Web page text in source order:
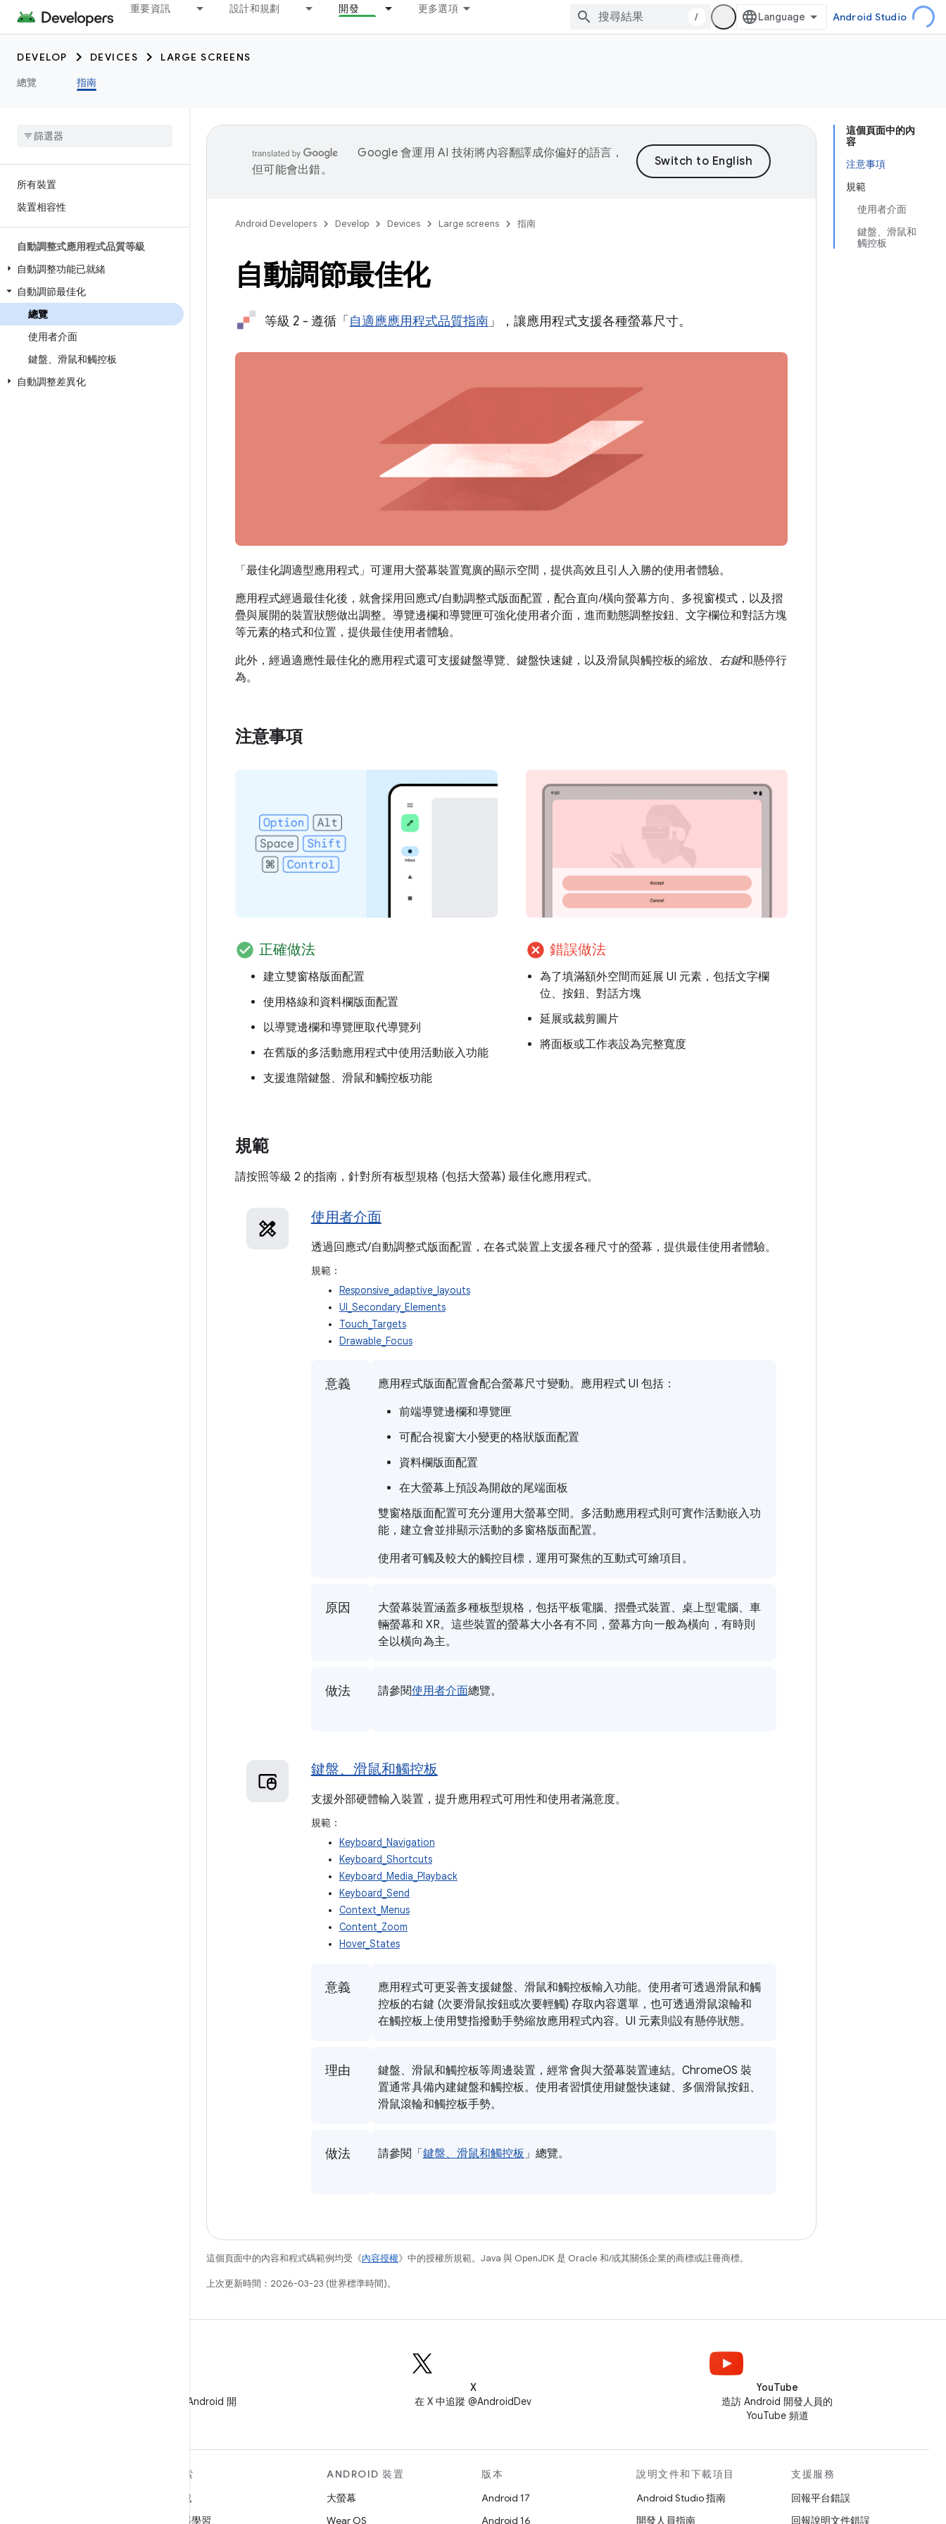
重要資訊 設計和規劃 開發 更多選項
/ Android Studio
DEVELOP DEVICES
LARGE SCREENS
總覽
指南
所有裝置
裝置相容性
自動調整式應用程式品質等級
自動調整功能已就緒
自動調節最佳化
總覽
使用者介面
鍵盤、滑鼠和觸控板
自動調整差異化
這個頁面中的內
容
注意事項
規範
使用者介面
鍵盤、滑鼠和
觸控板
Google 會運用 AI 技術將內容翻譯成你偏好的語言，
但可能會出錯。
Android Developers Develop Devices Large screens 指南
自動調節最佳化
等級 2 - 遵循「 自適應應用程式品質指南 」，讓應用程式支援各種螢幕尺寸。
「最佳化調適型應用程式」可運用大螢幕裝置寬廣的顯示空間，提供高效且引人入勝的使用者體驗。
應用程式經過最佳化後，就會採用回應式/自動調整式版面配置，配合直向/橫向螢幕方向、多視窗模式，以及摺
疊與展開的裝置狀態做出調整。導覽邊欄和導覽匣可強化使用者介面，進而動態調整按鈕、文字欄位和對話方塊
等元素的格式和位置，提供最佳使用者體驗。
此外，經過適應性最佳化的應用程式還可支援鍵盤導覽、鍵盤快速鍵，以及滑鼠與觸控板的縮放、 右鍵和懸停行
為。
注意事項
check_circle 正確做法
建立雙窗格版面配置
使用格線和資料欄版面配置
以導覽邊欄和導覽匣取代導覽列
在舊版的多活動應用程式中使用活動嵌入功能
支援進階鍵盤、滑鼠和觸控板功能
cancel 錯誤做法
為了填滿額外空間而延展 UI 元素，包括文字欄
位、按鈕、對話方塊
延展或裁剪圖片
將面板或工作表設為完整寬度
規範
請按照等級 2 的指南，針對所有板型規格 (包括大螢幕) 最佳化應用程式。
使用者介面
透過回應式/自動調整式版面配置，在各式裝置上支援各種尺寸的螢幕，提供最佳使用者體驗。
規範：
Responsive_adaptive_layouts
UI_Secondary_Elements
Touch_Targets
Drawable_Focus
意義
應用程式版面配置會配合螢幕尺寸變動。應用程式 UI 包括：
前端導覽邊欄和導覽匣
可配合視窗大小變更的格狀版面配置
資料欄版面配置
在大螢幕上預設為開啟的尾端面板
雙窗格版面配置可充分運用大螢幕空間。多活動應用程式則可實作活動嵌入功
能，建立會並排顯示活動的多窗格版面配置。
使用者可觸及較大的觸控目標，運用可聚焦的互動式可繪項目。
原因
大螢幕裝置涵蓋多種板型規格，包括平板電腦、摺疊式裝置、桌上型電腦、車
輛螢幕和 XR。這些裝置的螢幕大小各有不同，螢幕方向一般為橫向，有時則
全以橫向為主。
做法 請參閱使用者介面總覽。
鍵盤、滑鼠和觸控板
支援外部硬體輸入裝置，提升應用程式可用性和使用者滿意度。
規範：
Keyboard_Navigation
Keyboard_Shortcuts
Keyboard_Media_Playback
Keyboard_Send
Context_Menus
Content_Zoom
Hover_States
意義
應用程式可更妥善支援鍵盤、滑鼠和觸控板輸入功能。使用者可透過滑鼠和觸
控板的右鍵 (次要滑鼠按鈕或次要輕觸) 存取內容選單，也可透過滑鼠滾輪和
在觸控板上使用雙指撥動手勢縮放應用程式內容。UI 元素則設有懸停狀態。
理由
鍵盤、滑鼠和觸控板等周邊裝置，經常會與大螢幕裝置連結。ChromeOS 裝
置通常具備內建鍵盤和觸控板。使用者習慣使用鍵盤快速鍵、多個滑鼠按鈕、
滑鼠滾輪和觸控板手勢。
做法 請參閱「 鍵盤、滑鼠和觸控板」總覽。
這個頁面中的內容和程式碼範例均受《內容授權》中的授權所規範。Java 與 OpenJDK 是 Oracle 和/或其關係企業的商標或註冊商標。
上次更新時間：2026-03-23 (世界標準時間)。
在 WeChat 上追蹤 Android 開
X
在 X 中追蹤 @AndroidDev
YouTube
造訪 Android 開發人員的
YouTube 頻道
探索
遊戲
機器學習
ANDROID 裝置
大螢幕
Wear OS
版本
Android 17
Android 16
說明文件和下載項目
Android Studio 指南
開發人員指南
支援服務
回報平台錯誤
回報說明文件錯誤